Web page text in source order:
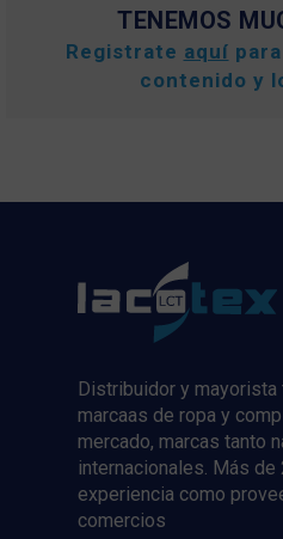
TENEMOS
Registrate aquí
contenido y
Distribuidor y
marcaas de ropa y
mercado, marcas tanto
internacionales. Más de
experiencia como
comercios